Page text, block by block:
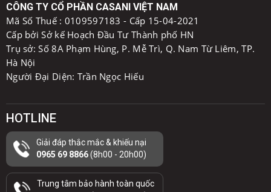
CÔNG TY CỔ PHẦN CASANI VIỆT NAM
Mã Số Thuế : 0109597183 - Cấp 15-04-2021
Cấp bởi Sở kế Hoạch Đầu Tư Thành phố HN
Trụ sở: Số 8A Phạm Hùng, P. Mễ Trì, Q. Nam Từ Liêm, TP.
Hà Nội
Người Đại Diện: Trần Ngọc Hiếu
HOTLINE
Giải đáp thắc mắc & khiếu nại
0965 69 8866(8h00 - 20h00)
Trung tâm bảo hành toàn quốc